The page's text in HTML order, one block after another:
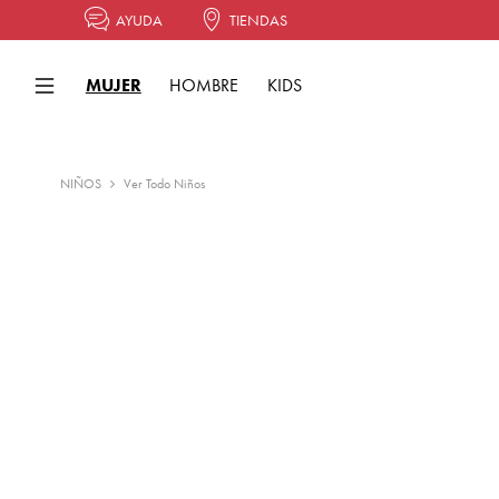
AYUDA TIENDAS
MUJER HOMBRE KIDS
NIÑOS Ver Todo Niños